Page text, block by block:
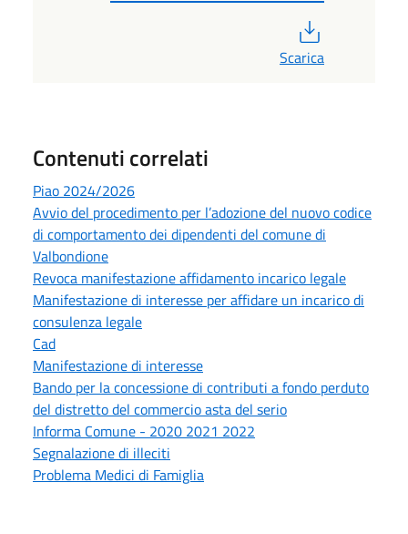
Scarica
Contenuti correlati
Piao 2024/2026
Avvio del procedimento per l’adozione del nuovo codice
di comportamento dei dipendenti del comune di
Valbondione
Revoca manifestazione affidamento incarico legale
Manifestazione di interesse per affidare un incarico di
consulenza legale
Cad
Manifestazione di interesse
Bando per la concessione di contributi a fondo perduto
del distretto del commercio asta del serio
Informa Comune - 2020 2021 2022
Segnalazione di illeciti
Problema Medici di Famiglia